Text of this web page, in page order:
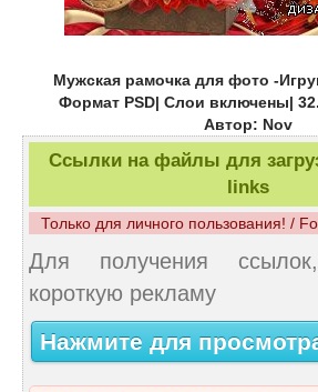
Мужская рамочка для фото -
Формат PSD| Слои включены|
Автор: Nov
Ссылки на файлы для
links
Только для личного пользования! /
Для получения
короткую рекламу
Нажмите для